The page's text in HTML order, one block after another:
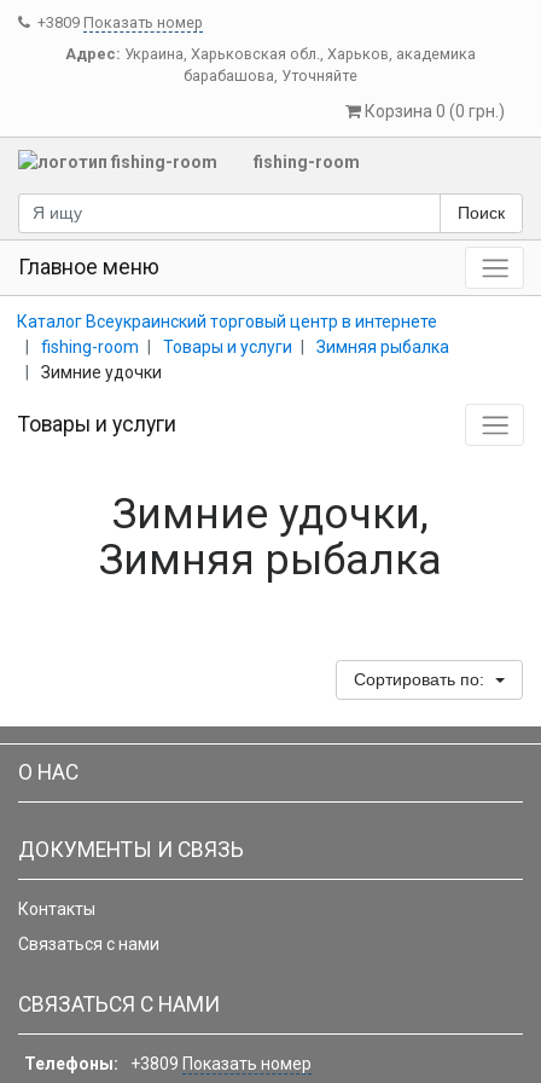
+3809 Показать номер
Адрес: Украина, Харьковская обл., Харьков, академика
барабашова, Уточняйте
Корзина 0 (0 грн.)
fishing-room
Поиск
Главное меню
Каталог Всеукраинский торговый центр в интернете
fishing-room
Товары и услуги
Зимняя рыбалка
Зимние удочки
Товары и услуги
Зимние удочки,
Зимняя рыбалка
Сортировать по:
О НАС
ДОКУМЕНТЫ И СВЯЗЬ
Контакты
Связаться с нами
СВЯЗАТЬСЯ С НАМИ
Телефоны: +3809 Показать номер